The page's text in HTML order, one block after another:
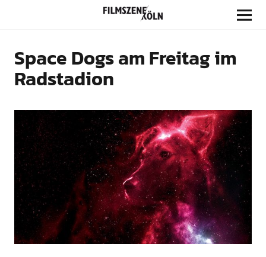
Filmszene Köln
Space Dogs am Freitag im
Radstadion